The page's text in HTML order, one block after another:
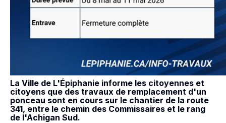
La Ville de L'Épiphanie informe les citoyennes et
citoyens que des travaux de remplacement d'un
ponceau sont en cours sur le chantier de la route
341, entre le chemin des Commissaires et le rang
de l'Achigan Sud.